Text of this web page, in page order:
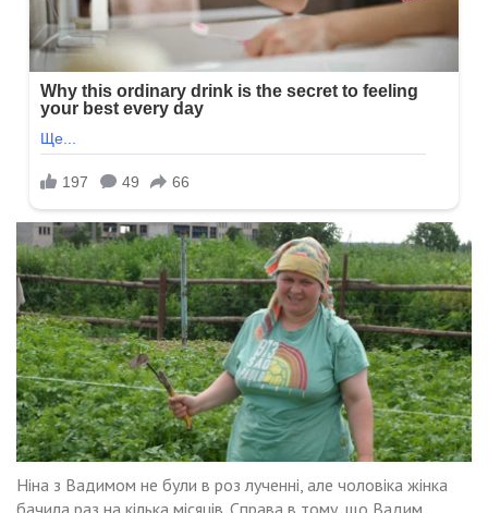
Ніна з Вадимом не були в роз лученні, але чоловіка жінка